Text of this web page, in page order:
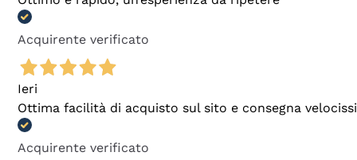
Acquirente verificato
Ieri
Ottima facilità di acquisto sul sito e consegna
Acquirente verificato